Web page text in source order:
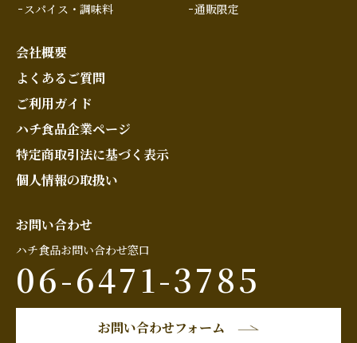
スパイス・調味料
通販限定
会社概要
よくあるご質問
ご利用ガイド
ハチ食品企業ページ
特定商取引法に基づく表示
個人情報の取扱い
お問い合わせ
ハチ食品お問い合わせ窓口
06-6471-3785
お問い合わせフォーム